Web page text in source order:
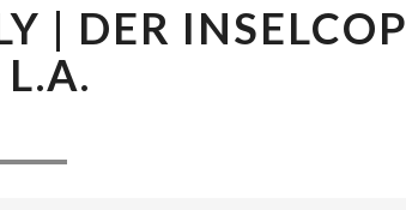
CONNELLY
| DER INSELCOP